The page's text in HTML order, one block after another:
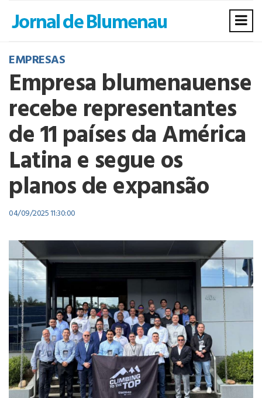
EMPRESAS
Empresa blumenauense
recebe representantes
de 11 países da América
Latina e segue os
planos de expansão
04/09/2025 11:30:00